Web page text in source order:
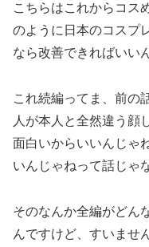
こちらはこれからコス
のように日本のコスプ
なら改善できればいい
これ続編ってま、前の
人が本人と全然違う顔
面白いからいいんじゃ
いんじゃねって話じゃ
そのなんか全編がどん
んですけど、すいませ